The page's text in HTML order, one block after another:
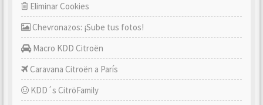
Eliminar Cookies
Chevronazos: ¡Sube tus fotos!
Macro KDD Citroën
Caravana Citroën a París
KDD´s CitröFamily